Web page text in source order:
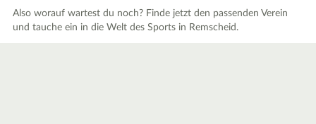
Also worauf wartest du noch? Finde jetzt den passenden Verein
und tauche ein in die Welt des Sports in Remscheid.